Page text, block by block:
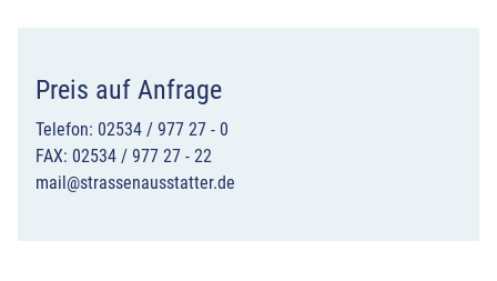
Preis auf Anfrage
Telefon: 02534 / 977 27 - 0
FAX: 02534 / 977 27 - 22
mail@strassenausstatter.de